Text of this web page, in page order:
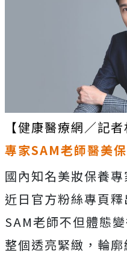
【健康醫療網／記者
專家SAM老師醫美
國內知名美妝保養
近日官方粉絲專頁
SAM老師不但體態
整個透亮緊緻，輪